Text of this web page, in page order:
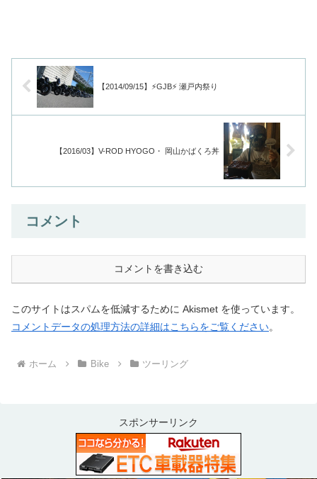
【2014/09/15】⚡GJB⚡ 瀬戸内祭り
【2016/03】V-ROD HYOGO・ 岡山かばくろ丼
コメント
コメントを書き込む
このサイトはスパムを低減するために Akismet を使っています。
コメントデータの処理方法の詳細はこちらをご覧ください。
ホーム Bike ツーリング
スポンサーリンク